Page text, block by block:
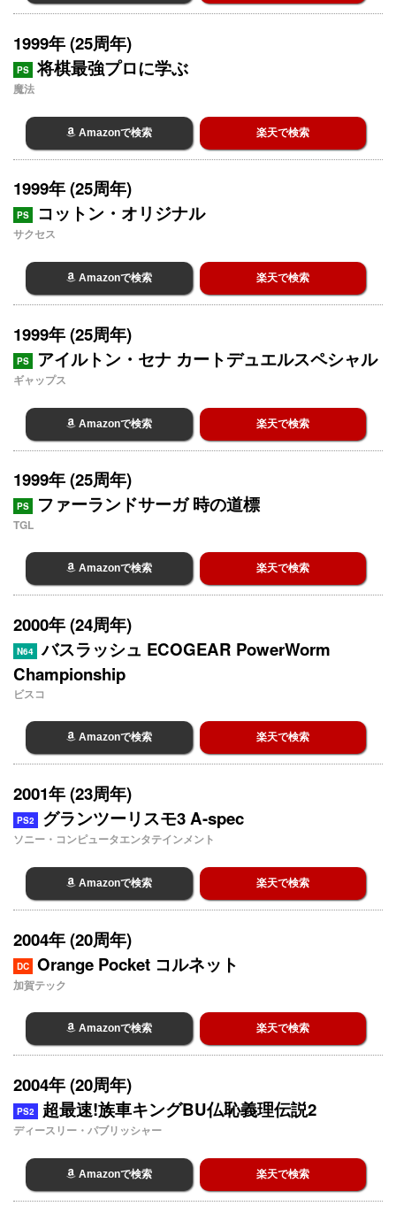
1999年 (25周年)
PS 将棋最強プロに学ぶ
魔法
Amazonで検索 楽天で検索
1999年 (25周年)
PS コットン・オリジナル
サクセス
Amazonで検索 楽天で検索
1999年 (25周年)
PS アイルトン・セナ カートデュエルスペシャル
ギャップス
Amazonで検索 楽天で検索
1999年 (25周年)
PS ファーランドサーガ 時の道標
TGL
Amazonで検索 楽天で検索
2000年 (24周年)
N64 バスラッシュ ECOGEAR PowerWorm
Championship
ビスコ
Amazonで検索 楽天で検索
2001年 (23周年)
PS2 グランツーリスモ3 A-spec
ソニー・コンピュータエンタテインメント
Amazonで検索 楽天で検索
2004年 (20周年)
DC Orange Pocket コルネット
加賀テック
Amazonで検索 楽天で検索
2004年 (20周年)
PS2 超最速!族車キングBU仏恥義理伝説2
ディースリー・パブリッシャー
Amazonで検索 楽天で検索